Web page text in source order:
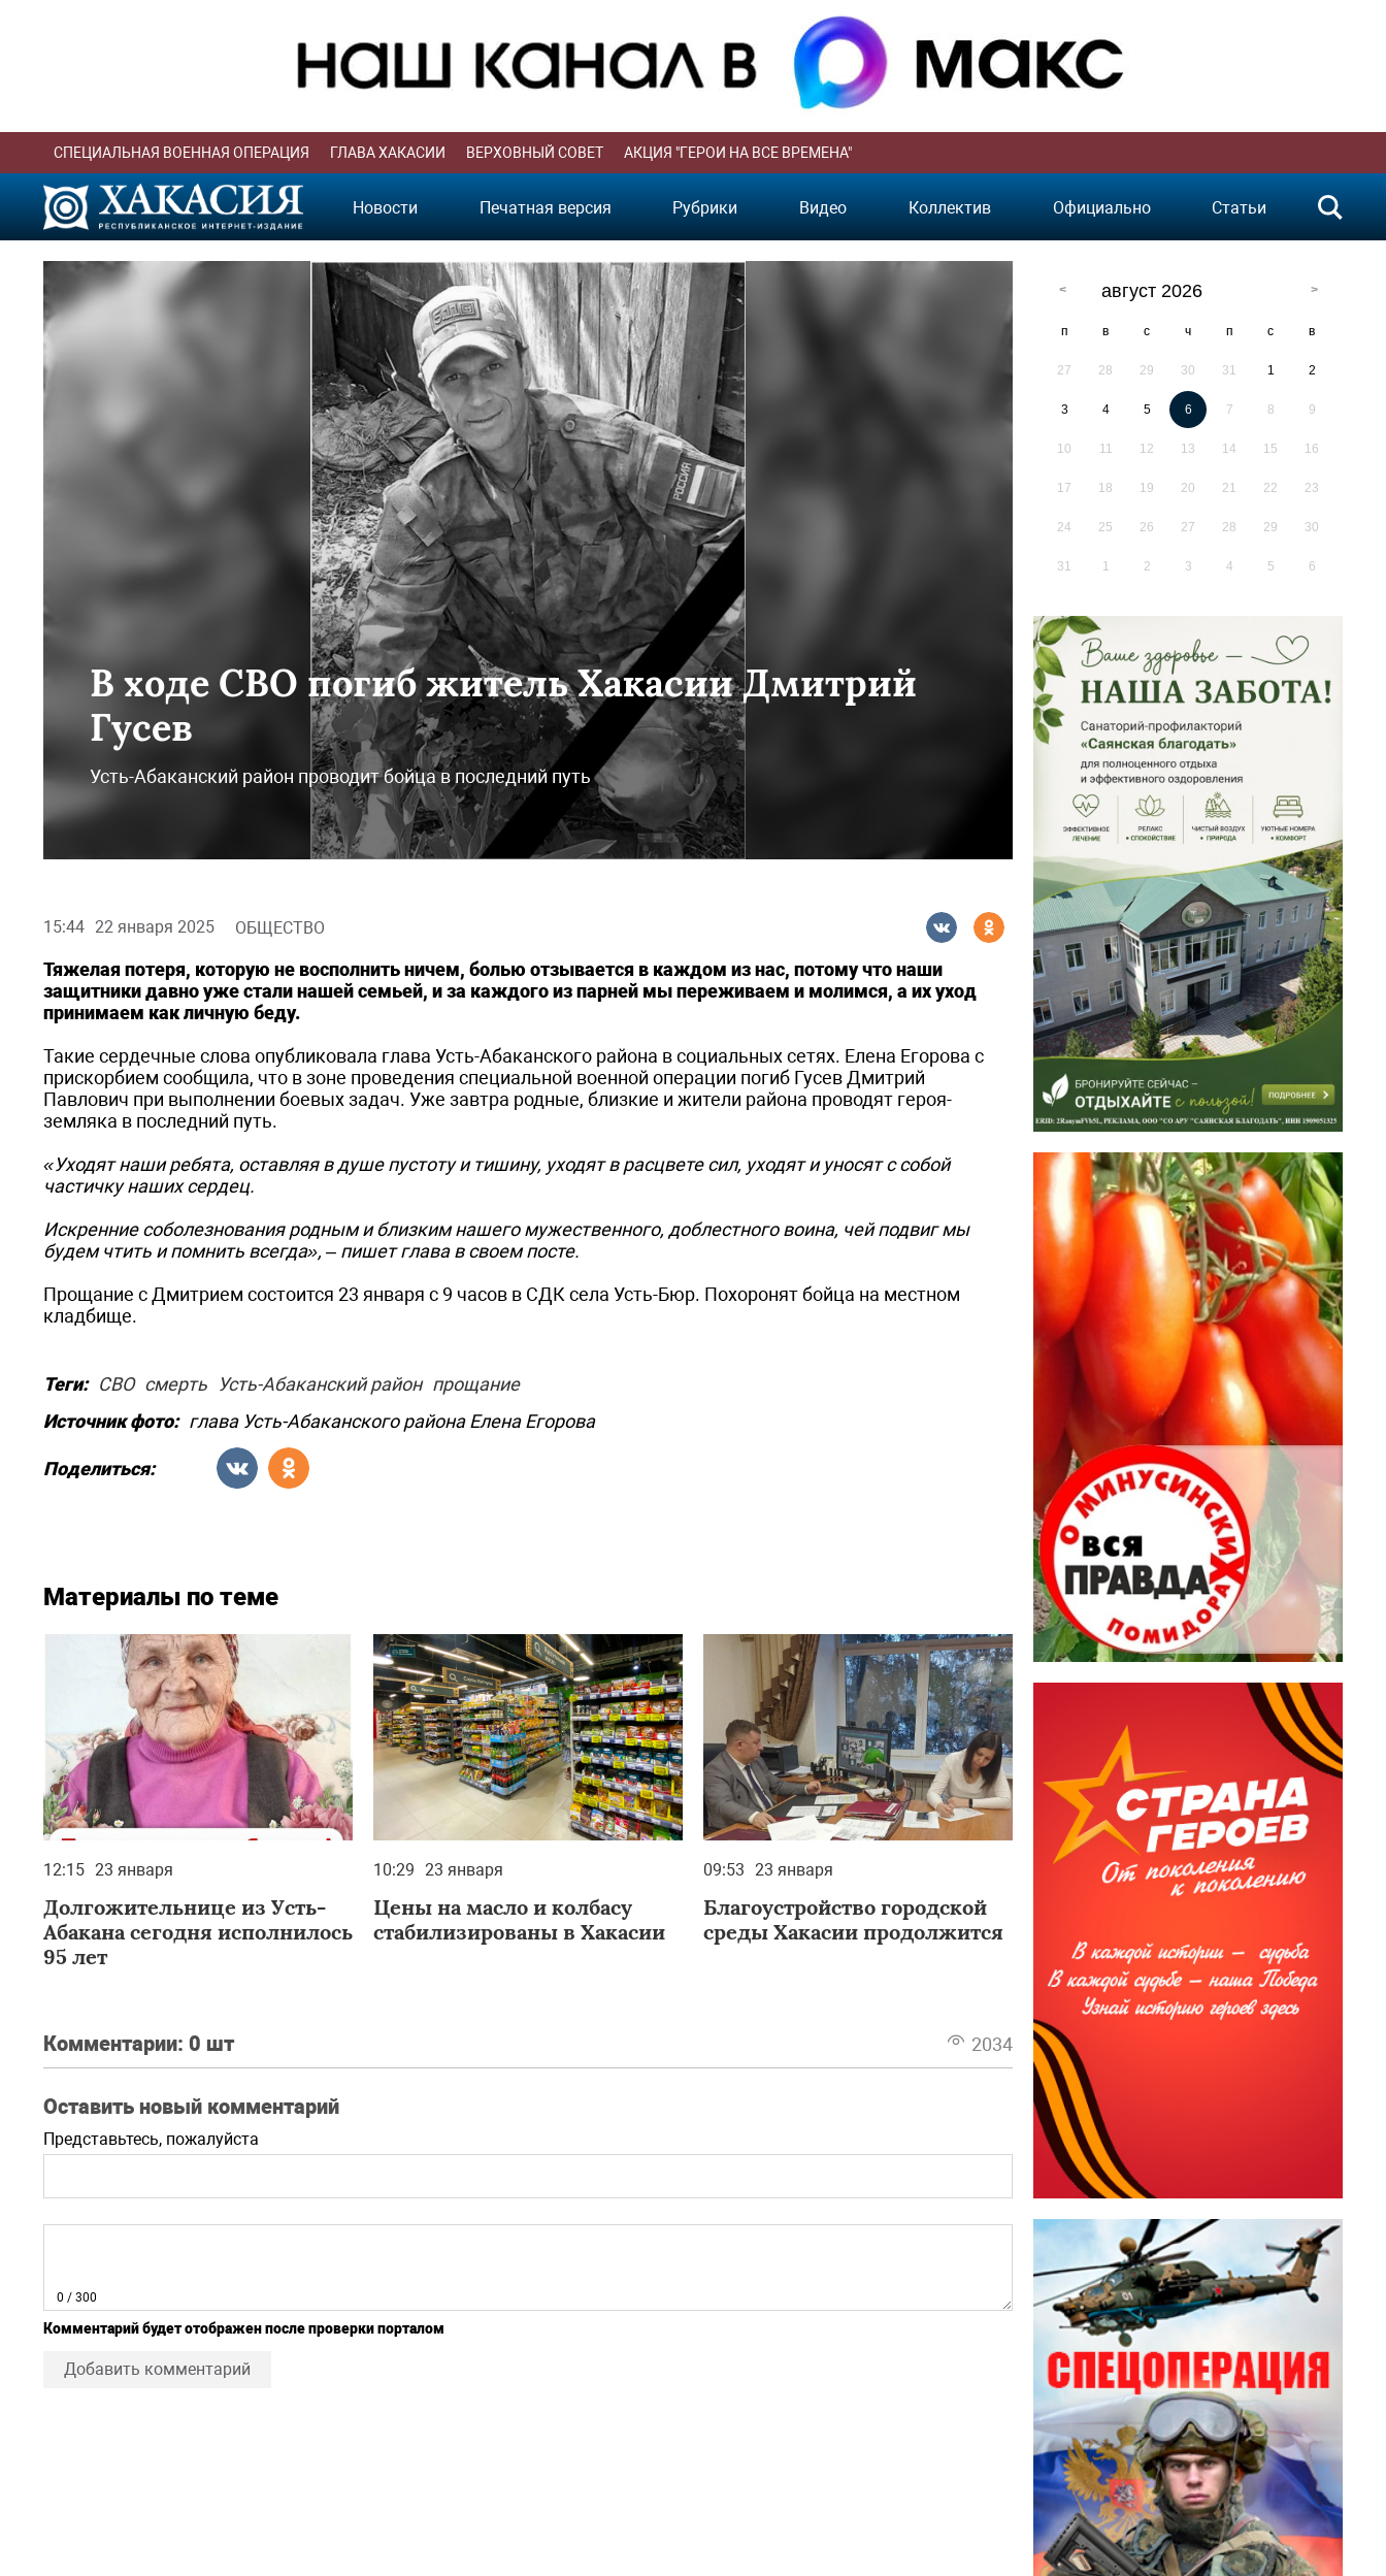
СПЕЦИАЛЬНАЯ ВОЕННАЯ ОПЕРАЦИЯ ГЛАВА ХАКАСИИ ВЕРХОВНЫЙ СОВЕТ АКЦИЯ "ГЕРОИ НА ВСЕ ВРЕМЕНА"
Новости Печатная версия Рубрики Видео Коллектив Официально Статьи
В ходе СВО погиб житель Хакасии Дмитрий
Гусев
Усть-Абаканский район проводит бойца в последний путь
15:44 22 января 2025 ОБЩЕСТВО
Тяжелая потеря, которую не восполнить ничем, болью отзывается в каждом из нас, потому что наши
защитники давно уже стали нашей семьей, и за каждого из парней мы переживаем и молимся, а их уход
принимаем как личную беду.
Такие сердечные слова опубликовала глава Усть-Абаканского района в социальных сетях. Елена Егорова с
прискорбием сообщила, что в зоне проведения специальной военной операции погиб Гусев Дмитрий
Павлович при выполнении боевых задач. Уже завтра родные, близкие и жители района проводят героя-
земляка в последний путь.
«Уходят наши ребята, оставляя в душе пустоту и тишину, уходят в расцвете сил, уходят и уносят с собой
частичку наших сердец.
Искренние соболезнования родным и близким нашего мужественного, доблестного воина, чей подвиг мы
будем чтить и помнить всегда», – пишет глава в своем посте.
Прощание с Дмитрием состоится 23 января с 9 часов в СДК села Усть-Бюр. Похоронят бойца на местном
кладбище.
Теги: СВО смерть Усть-Абаканский район прощание
Источник фото: глава Усть-Абаканского района Елена Егорова
Поделиться:
Материалы по теме
12:15 23 января
Долгожительнице из Усть-
Абакана сегодня исполнилось
95 лет
10:29 23 января
Цены на масло и колбасу
стабилизированы в Хакасии
09:53 23 января
Благоустройство городской
среды Хакасии продолжится
Комментарии: 0 шт 2034
Оставить новый комментарий
Представьтесь, пожалуйста
0 / 300
Комментарий будет отображен после проверки порталом
Добавить комментарий
август 2026
п в с ч п с в
27 28 29 30 31 1 2
3 4 5 6 7 8 9
10 11 12 13 14 15 16
17 18 19 20 21 22 23
24 25 26 27 28 29 30
31 1 2 3 4 5 6